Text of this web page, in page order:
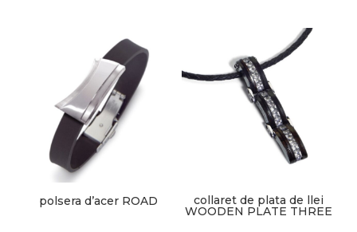
polsera d’acer ROAD collaret de plata de llei
WOODEN PLATE THREE